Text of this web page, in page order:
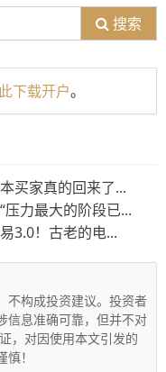
搜索
下载开户。
买家真的回来了...
力最大的阶段已...
3.0！古老的电...
不构成投资建议。投资者
信息准确可靠，但并不对
，对因使用本文引发的
！